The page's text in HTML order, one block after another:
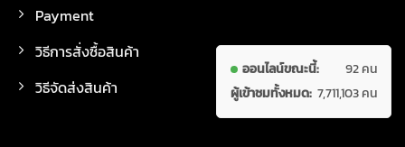
Payment
วิธีการสั่งซื้อสินค้า
วิธีจัดส่งสินค้า
ออนไลน์ขณะนี้:
92 คน
ผู้เข้าชมทั้งหมด: 7,711,103 คน